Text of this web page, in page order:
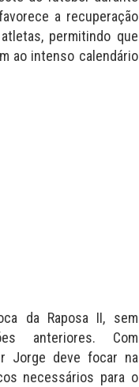
a recuperação
permitindo que
ao intenso calendário
da Raposa II, sem
anteriores. Com
Jorge deve focar na
necessários para o